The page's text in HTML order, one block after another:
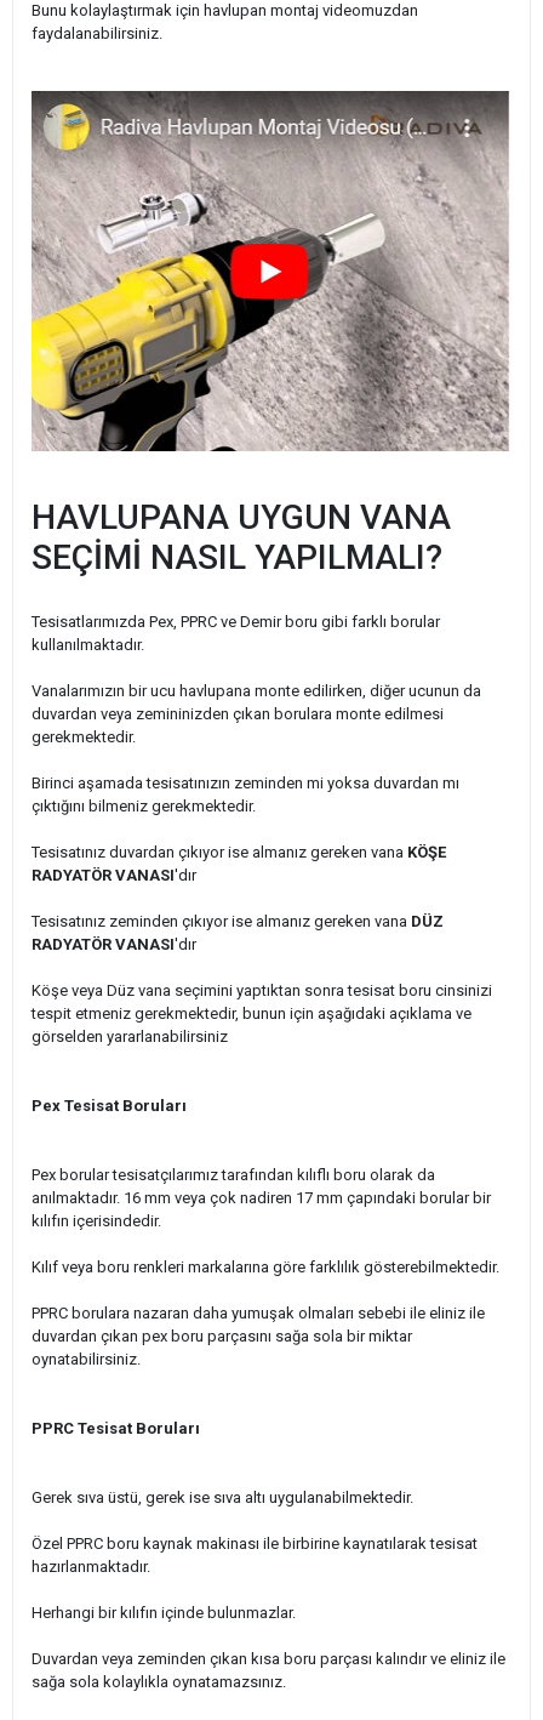
Bunu kolaylaştırmak için havlupan montaj videomuzdan
faydalanabilirsiniz.
HAVLUPANA UYGUN VANA
SEÇİMİ NASIL YAPILMALI?
Tesisatlarımızda Pex, PPRC ve Demir boru gibi farklı borular
kullanılmaktadır.
Vanalarımızın bir ucu havlupana monte edilirken, diğer ucunun da
duvardan veya zemininizden çıkan borulara monte edilmesi
gerekmektedir.
Birinci aşamada tesisatınızın zeminden mi yoksa duvardan mı
çıktığını bilmeniz gerekmektedir.
Tesisatınız duvardan çıkıyor ise almanız gereken vana KÖŞE
RADYATÖR VANASI'dır
Tesisatınız zeminden çıkıyor ise almanız gereken vana DÜZ
RADYATÖR VANASI'dır
Köşe veya Düz vana seçimini yaptıktan sonra tesisat boru cinsinizi
tespit etmeniz gerekmektedir, bunun için aşağıdaki açıklama ve
görselden yararlanabilirsiniz
Pex Tesisat Boruları
Pex borular tesisatçılarımız tarafından kılıflı boru olarak da
anılmaktadır. 16 mm veya çok nadiren 17 mm çapındaki borular bir
kılıfın içerisindedir.
Kılıf veya boru renkleri markalarına göre farklılık gösterebilmektedir.
PPRC borulara nazaran daha yumuşak olmaları sebebi ile eliniz ile
duvardan çıkan pex boru parçasını sağa sola bir miktar
oynatabilirsiniz.
PPRC Tesisat Boruları
Gerek sıva üstü, gerek ise sıva altı uygulanabilmektedir.
Özel PPRC boru kaynak makinası ile birbirine kaynatılarak tesisat
hazırlanmaktadır.
Herhangi bir kılıfın içinde bulunmazlar.
Duvardan veya zeminden çıkan kısa boru parçası kalındır ve eliniz ile
sağa sola kolaylıkla oynatamazsınız.